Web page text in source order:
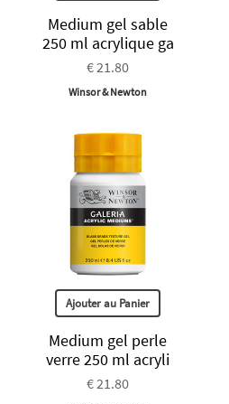
Medium gel sable
250 ml acrylique ga
€ 21.80
Winsor & Newton
Ajouter au Panier
Medium gel perle
verre 250 ml acryli
€ 21.80